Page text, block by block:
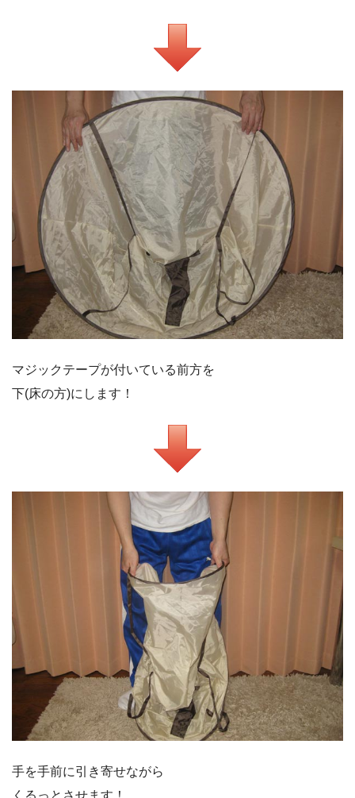
マジックテープが付いている前方を
下(床の方)にします！
手を手前に引き寄せながら
くるっとさせます！